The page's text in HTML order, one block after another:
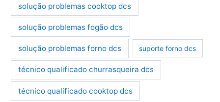
solução problemas cooktop dcs
solução problemas fogão dcs
solução problemas forno dcs suporte forno dcs
técnico qualificado churrasqueira dcs
técnico qualificado cooktop dcs